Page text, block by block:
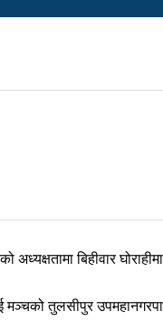
बिहीवार
मञ्चको तुलसीपुर